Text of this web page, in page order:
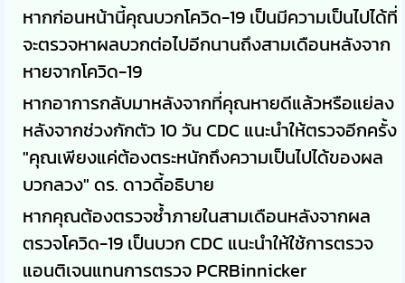
หากก่อนหน้านี้คุณบวกโควิด-19 เป็นมีความเป็นไปได้ที่
จะตรวจหาผลบวกต่อไปอีกนานถึงสามเดือนหลังจาก
หายจากโควิด-19
หากอาการกลับมาหลังจากที่คุณหายดีแล้วหรือแย่ลง
หลังจากช่วงกักตัว 10 วัน CDC แนะนำให้ตรวจอีกครั้ง
"คุณเพียงแค่ต้องตระหนักถึงความเป็นไปได้ของผล
บวกลวง" ดร. ดาวดี้อธิบาย
หากคุณต้องตรวจซ้ำภายในสามเดือนหลังจากผล
ตรวจโควิด-19 เป็นบวก CDC แนะนำให้ใช้การตรวจ
แอนติเจนแทนการตรวจ PCRBinnicker